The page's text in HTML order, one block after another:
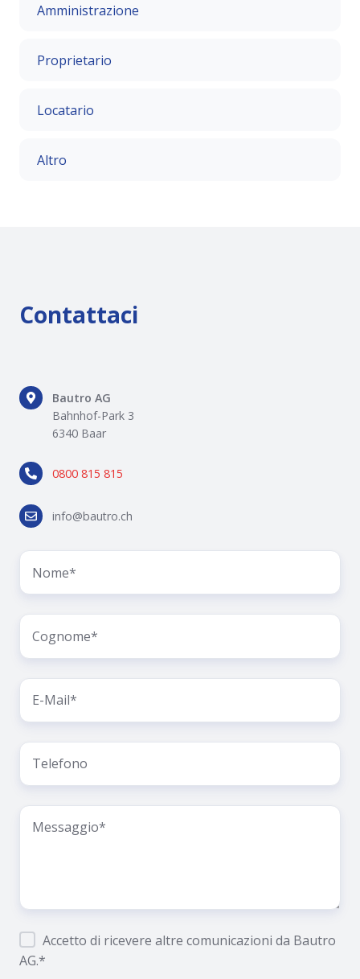
Amministrazione
Proprietario
Locatario
Altro
Contattaci
Bautro AG
Bahnhof-Park 3
6340 Baar
Bautro
AG
Bahnhof-
3
Baar
0800 815 815
0800
815
815
info@bautro.ch
info@bautro.ch
Accetto di ricevere altre comunicazioni da Bautro
AG.*